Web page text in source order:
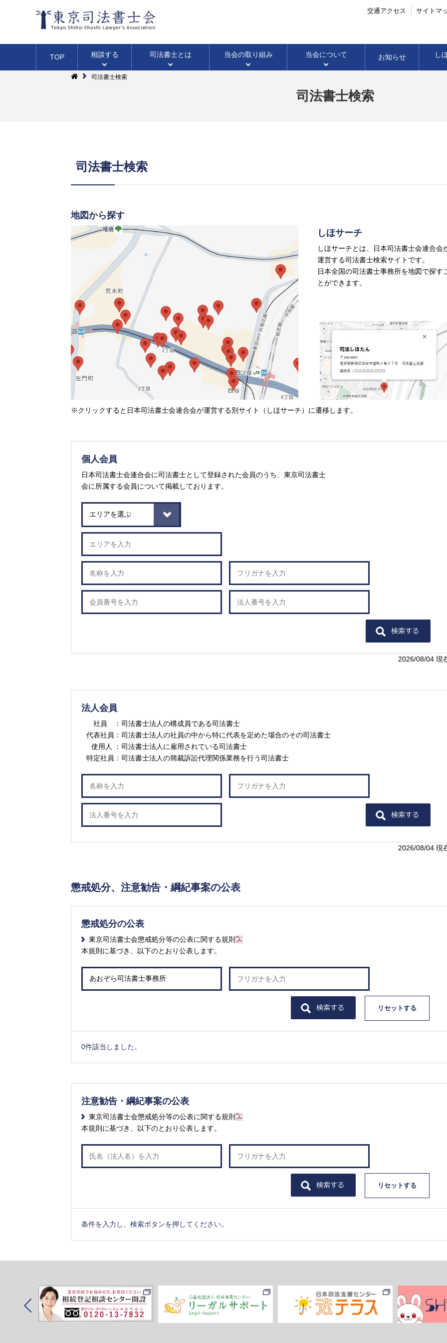
交通アクセス サイトマ
TOP 相談する
無料相談法律相談
（WEB・面談・電話・出張）
司法書士とは
会社・法人の登記
（商業登記）
裁判業務 債務整理
当会の取り組み
ファーロの
発刊にあたって
書籍・パンフレット等 オリジナルWEB壁
当会について
東京司法書士会機構図 情報公開資料
お知らせ し
借金のこと 裁判のこと
司法書士検索
司法書士検索
司法書士検索
地図から探す
しほサーチ
しほサーチとは、日本司法書士会連合会
運営する司法書士検索サイトです。
日本全国の司法書士事務所を地図で探す
とができます。
※クリックすると日本司法書士会連合会が運営する別サイト（しほサーチ）に遷移します。
個人会員
日本司法書士会連合会に司法書士として登録された会員のうち、東京司法書士
会に所属する会員について掲載しております。
2026/08/04 現
法人会員
社員 ： 司法書士法人の構成員である司法書士
代表社員： 司法書士法人の社員の中から特に代表を定めた場合のその司法書士
使用人 ： 司法書士法人に雇用されている司法書士
特定社員： 司法書士法人の簡裁訴訟代理関係業務を行う司法書士
2026/08/04 現
懲戒処分、注意勧告・綱紀事案の公表
懲戒処分の公表
東京司法書士会懲戒処分等の公表に関する規則
本規則に基づき、以下のとおり公表します。
リセットする
0件該当しました。
注意勧告・綱紀事案の公表
東京司法書士会懲戒処分等の公表に関する規則
本規則に基づき、以下のとおり公表します。
リセットする
条件を入力し、検索ボタンを押してください。